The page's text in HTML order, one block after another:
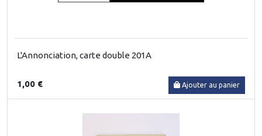
L'Annonciation, carte double 201A
1,00 € Ajouter au panier